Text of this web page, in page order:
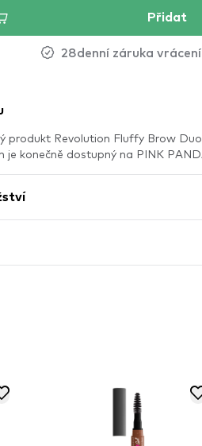
Přidat
28denní záruka vrácení
produkt Revolution Fluffy Brow
je konečně dostupný na PINK